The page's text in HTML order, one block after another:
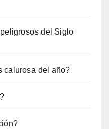
del Siglo
calurosa del año?